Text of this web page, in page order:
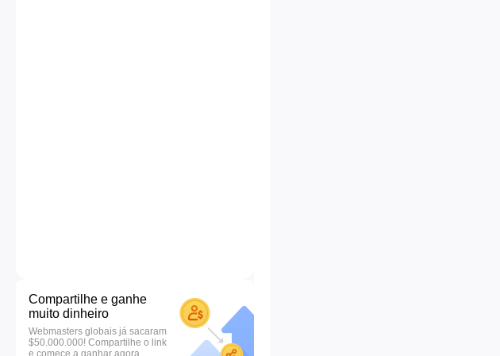
Compartilhe e ganhe
muito dinheiro
Webmasters globais já sacaram
$50.000.000! Compartilhe o link
e comece a ganhar agora.